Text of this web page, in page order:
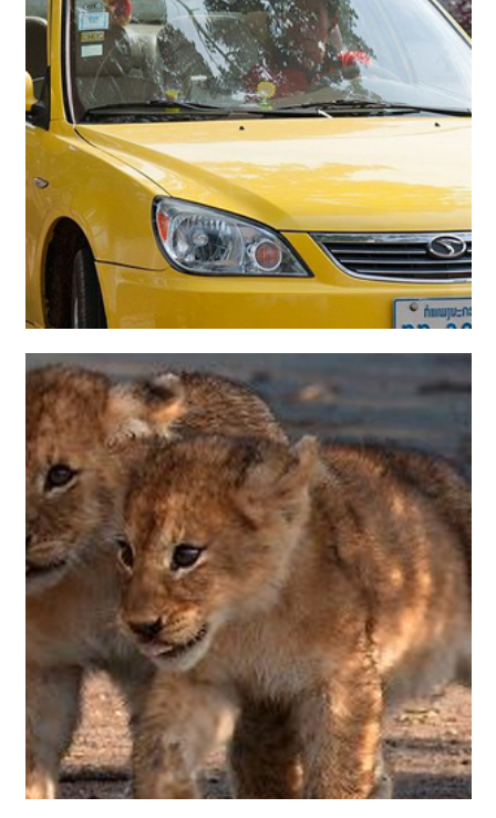
اخبار ساده انگلیسی به همراه صدا و ترجمه فارسی